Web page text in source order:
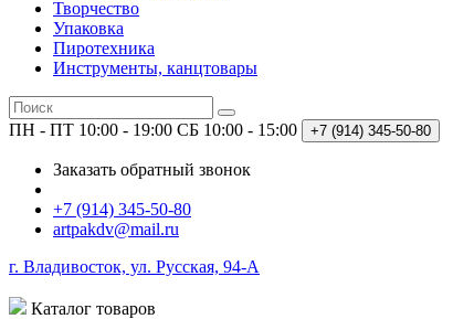
Творчество
Упаковка
Пиротехника
Инструменты, канцтовары
ПН - ПТ 10:00 - 19:00 СБ 10:00 - 15:00 +7 (914) 345-50-80
Заказать обратный звонок
+7 (914) 345-50-80
artpakdv@mail.ru
г. Владивосток, ул. Русская, 94-А
Каталог товаров